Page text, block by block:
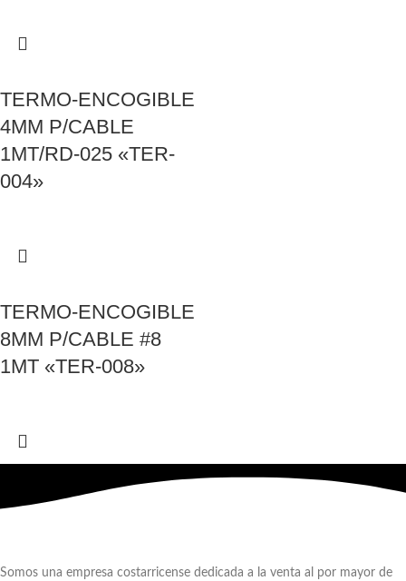
TERMO-ENCOGIBLE
4MM P/CABLE
1MT/RD-025 «TER-
004»
TERMO-ENCOGIBLE
8MM P/CABLE #8
1MT «TER-008»
Somos una empresa costarricense dedicada a la venta al por mayor de